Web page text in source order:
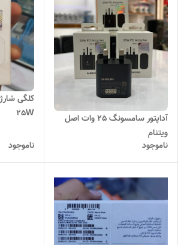
آداپتور سامسونگ 25 وات اصل
ویتنام
ناموجود
25W
ناموجود